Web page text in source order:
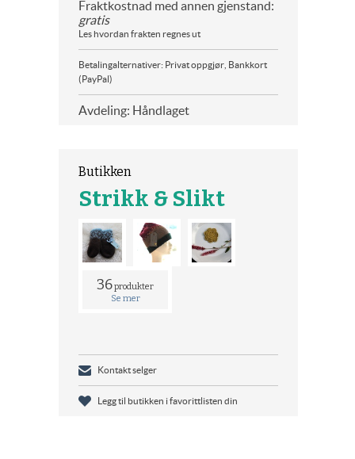
Fraktkostnad med annen gjenstand:
gratis
Les hvordan frakten regnes ut
Betalingalternativer: Privat oppgjør, Bankkort
(PayPal)
Avdeling: Håndlaget
Butikken
Strikk & Slikt
36produkter
Se mer
Kontakt selger
Legg til butikken i favorittlisten din